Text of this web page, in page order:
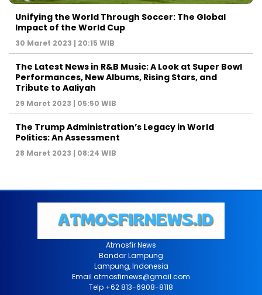
Unifying the World Through Soccer: The Global
Impact of the World Cup
30 Maret 2023 | 20:15 WIB
The Latest News in R&B Music: A Look at Super Bowl
Performances, New Albums, Rising Stars, and
Tribute to Aaliyah
29 Maret 2023 | 05:50 WIB
The Trump Administration’s Legacy in World
Politics: An Assessment
28 Maret 2023 | 08:24 WIB
Atmosfir News
Bandar Lampung
Lampung, Indonesia
Email atmosfirnews@gmail.com
Telp +62 813-6908-8118